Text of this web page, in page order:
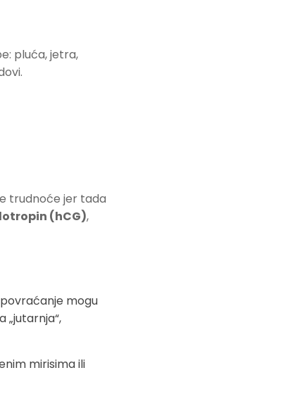
pluća, jetra,
trudnoće jer tada
(hCG),
mogu
„jutarnja“,
mirisima ili